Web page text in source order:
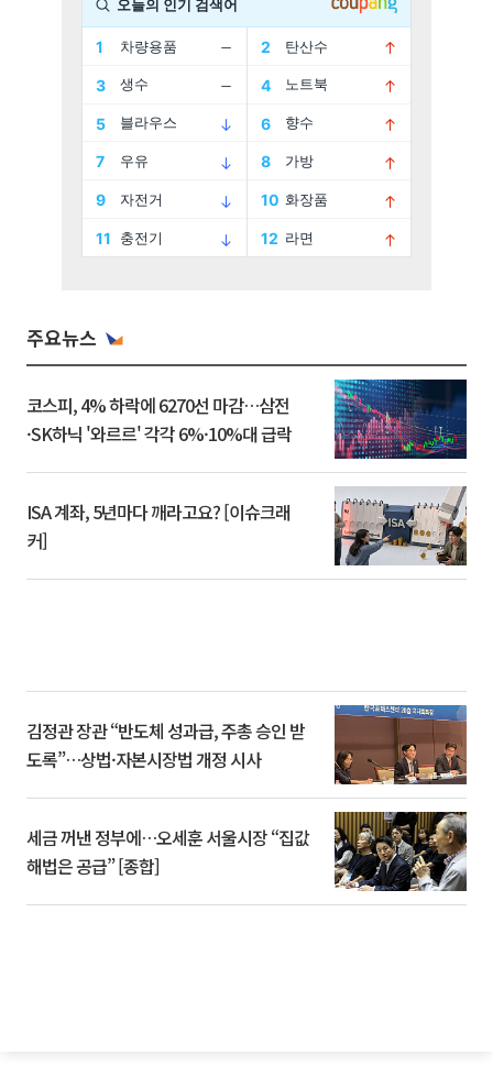
주요뉴스
코스피, 4% 하락에 6270선 마감…삼전
·SK하닉 '와르르' 각각 6%·10%대 급락
ISA 계좌, 5년마다 깨라고요? [이슈크래
커]
김정관 장관 “반도체 성과급, 주총 승인 받
도록”…상법·자본시장법 개정 시사
세금 꺼낸 정부에…오세훈 서울시장 “집값
해법은 공급” [종합]